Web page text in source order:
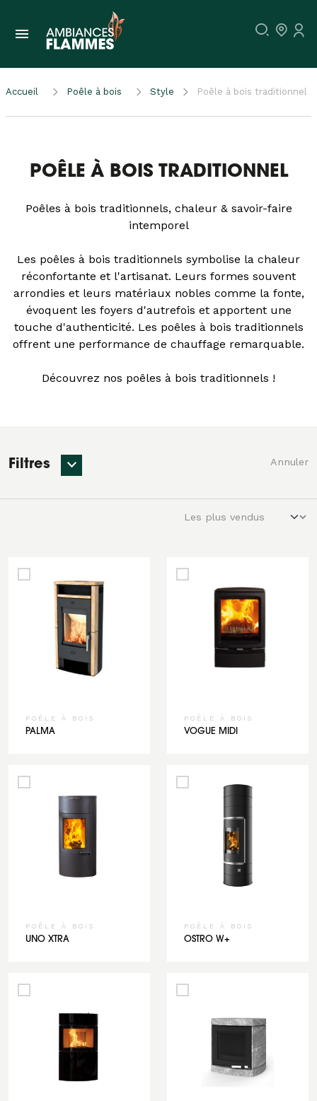
Accueil Poêle à bois Style Poêle à bois traditionnel
POÊLE À BOIS TRADITIONNEL
Poêles à bois traditionnels, chaleur & savoir-faire
intemporel
Les poêles à bois traditionnels symbolise la chaleur
réconfortante et l'artisanat. Leurs formes souvent
arrondies et leurs matériaux nobles comme la fonte,
évoquent les foyers d'autrefois et apportent une
touche d'authenticité. Les poêles à bois traditionnels
offrent une performance de chauffage remarquable.
Découvrez nos poêles à bois traditionnels !
Filtres Annuler
POÊLE À BOIS
PALMA
POÊLE À BOIS
VOGUE MIDI
POÊLE À BOIS
UNO XTRA
POÊLE À BOIS
OSTRO W+